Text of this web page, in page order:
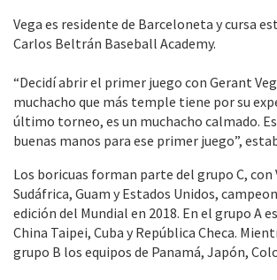
Vega es residente de Barceloneta y cursa
Carlos Beltrán Baseball Academy.
“Decidí abrir el primer juego con Gerant
muchacho que más temple tiene por su
último torneo, es un muchacho calmado.
buenas manos para ese primer juego”,
Los boricuas forman parte del grupo C, con
Sudáfrica, Guam y Estados Unidos,
edición del Mundial en 2018. En el grupo A
China Taipei, Cuba y República Checa.
grupo B los equipos de Panamá, Japón,